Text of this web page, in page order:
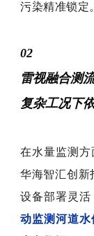
污染精准锁定。
02
雷视融合测
复杂工况下
在水量监测方
华海智汇创新
设备部署灵活
动监测河道